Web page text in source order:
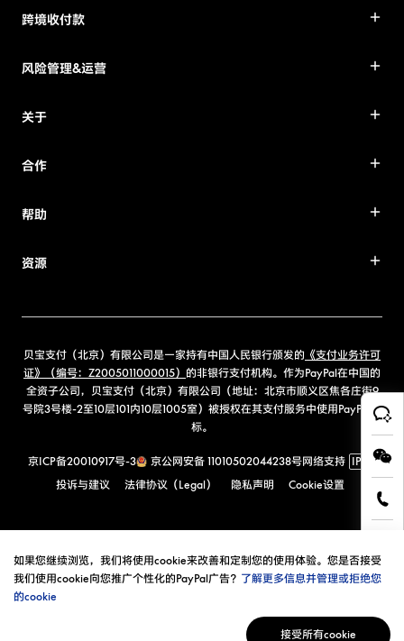
跨境收付款
风险管理&运营
关于
合作
帮助
资源
贝宝支付（北京）有限公司是一家持有中国人民银行颁发的 《支付业务许可
证》（编号：Z2005011000015） 的非银行支付机构。作为PayPal在中国的
全资子公司，贝宝支付（北京）有限公司（地址：北京市顺义区焦各庄街9
号院3号楼-2至10层101内10层1005室）被授权在其支付服务中使用PayPal商
标。
京ICP备20010917号-3 京公网安备 11010502044238号网络支持 IPv6
投诉与建议
法律协议（Legal） 隐私声明 Cookie设置
如果您继续浏览，我们将使用cookie来改善和定制您的使用体验。您是否接受
我们使用cookie向您推广个性化的PayPal广告？ 了解更多信息并管理或拒绝您
的cookie
接受所有cookie